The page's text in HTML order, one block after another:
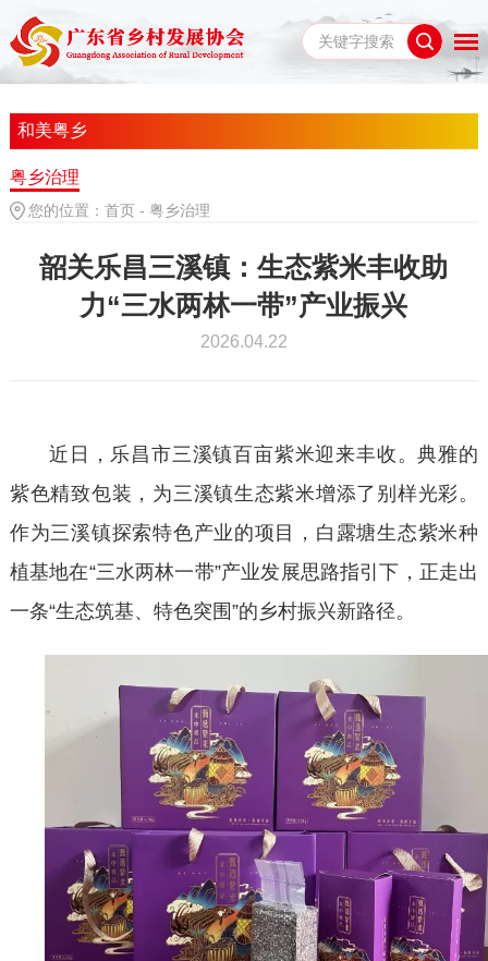
和美粤乡
粤乡治理
您的位置： 首页 - 粤乡治理
韶关乐昌三溪镇：生态紫米丰收助
力“三水两林一带”产业振兴
2026.04.22
近日，乐昌市三溪镇百亩紫米迎来丰收。典雅的
紫色精致包装，为三溪镇生态紫米增添了别样光彩。
作为三溪镇探索特色产业的项目，白露塘生态紫米种
植基地在“三水两林一带”产业发展思路指引下，正走出
一条“生态筑基、特色突围”的乡村振兴新路径。